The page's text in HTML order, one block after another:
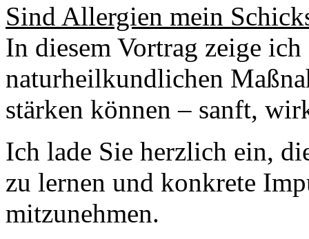
Sind Allergien mein
In diesem Vortrag zeige
naturheilkundlichen
stärken können – sanft,
Ich lade Sie herzlich ein,
zu lernen und konkrete
mitzunehmen.